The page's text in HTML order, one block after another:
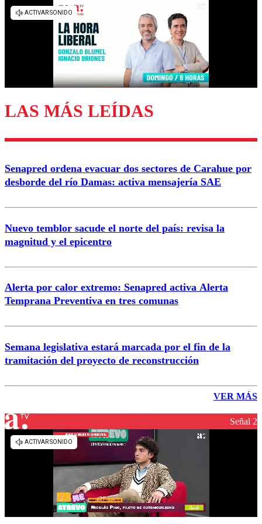
LAS MÁS LEÍDAS
Senapred ordena evacuar dos sectores de Carahue por
desborde del río Damas: activa mensajería SAE
Nuevo temblor sacude el norte del país: revisa la
magnitud y el epicentro
Alerta por calor extremo: Senapred activa Alerta
Temprana Preventiva en tres comunas
Semana legislativa estará marcada por el fin de la
tramitación del proyecto de reconstrucción
VER MÁS
Señal 2